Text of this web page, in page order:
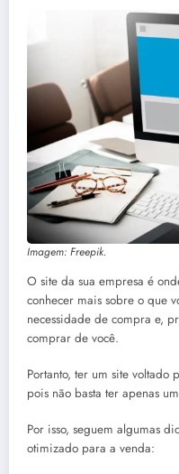
Imagem: Freepik.
O site da sua empresa é
conhecer mais sobre o que
necessidade de compra e,
comprar de você.
Portanto, ter um site voltado
pois não basta ter apenas
Por isso, seguem algumas
otimizado para a venda: